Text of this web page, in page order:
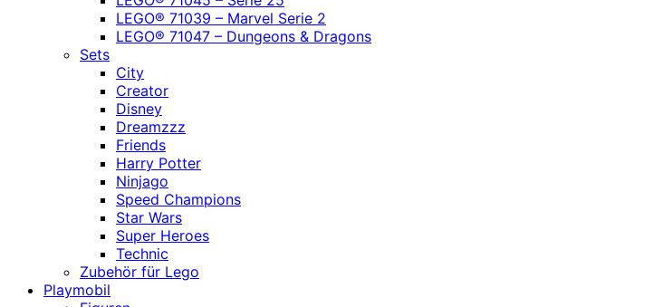
LEGO® 71039 – Marvel Serie 2
LEGO® 71047 – Dungeons & Dragons
Sets
City
Creator
Disney
Dreamzzz
Friends
Harry Potter
Ninjago
Speed Champions
Star Wars
Super Heroes
Technic
Zubehör für Lego
Playmobil